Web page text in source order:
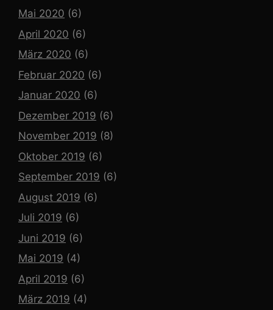
Mai 2020 (6)
April 2020 (6)
März 2020 (6)
Februar 2020 (6)
Januar 2020 (6)
Dezember 2019 (6)
November 2019 (8)
Oktober 2019 (6)
September 2019 (6)
August 2019 (6)
Juli 2019 (6)
Juni 2019 (6)
Mai 2019 (4)
April 2019 (6)
März 2019 (4)